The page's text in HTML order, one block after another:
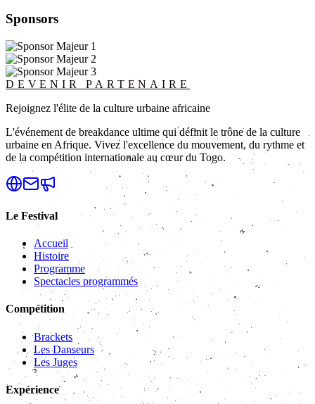
Sponsors
DEVENIR PARTENAIRE
Rejoignez l'élite de la culture urbaine africaine
L'événement de breakdance ultime qui définit le trône de la culture
urbaine en Afrique. Vivez l'excellence du mouvement, du rythme et
de la compétition internationale au cœur du Togo.
Le Festival
Accueil
Histoire
Programme
Spectacles programmés
Compétition
Brackets
Les Danseurs
Les Juges
Expérience